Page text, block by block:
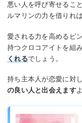
悪い人を呼び寄せるこ
ルマリンの力を借りれ
愛される力を高めるピ
持つクロコアイトを組
くれるでしょう。
持ち主本人が恋愛に対
の良い人と出会えます